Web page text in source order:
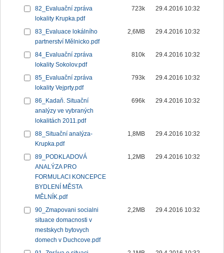
82_Evaluační zpráva
lokality Krupka.pdf
723k 29.4.2016 10:32
83_Evaluace lokálního
partnerství Mělnicko.pdf
2,6MB 29.4.2016 10:32
84_Evaluační zpráva
lokality Sokolov.pdf
810k 29.4.2016 10:32
85_Evaluační zpráva
lokality Vejprty.pdf
793k 29.4.2016 10:32
86_Kadaň. Situační
analýzy ve vybraných
lokalitách 2011.pdf
696k 29.4.2016 10:32
88_Situační analýza-
Krupka.pdf
1,8MB 29.4.2016 10:32
89_PODKLADOVÁ
ANALÝZA PRO
FORMULACI KONCEPCE
BYDLENÍ MĚSTA
MĚLNÍK.pdf
1,2MB 29.4.2016 10:32
90_Zmapovani socialni
situace domacnosti v
mestskych bytovych
domech v Duchcove.pdf
2,2MB 29.4.2016 10:32